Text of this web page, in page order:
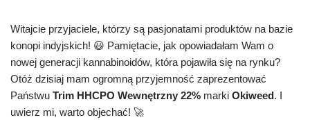
Witajcie przyjaciele, którzy są pasjonatami produktów na bazie
konopi indyjskich! 😃 Pamiętacie, jak opowiadałam Wam o
nowej generacji kannabinoidów, która pojawiła się na rynku?
Otóż dzisiaj mam ogromną przyjemność zaprezentować
Państwu Trim HHCPO Wewnętrzny 22% marki Okiweed. I
uwierz mi, warto objechać! 🚀